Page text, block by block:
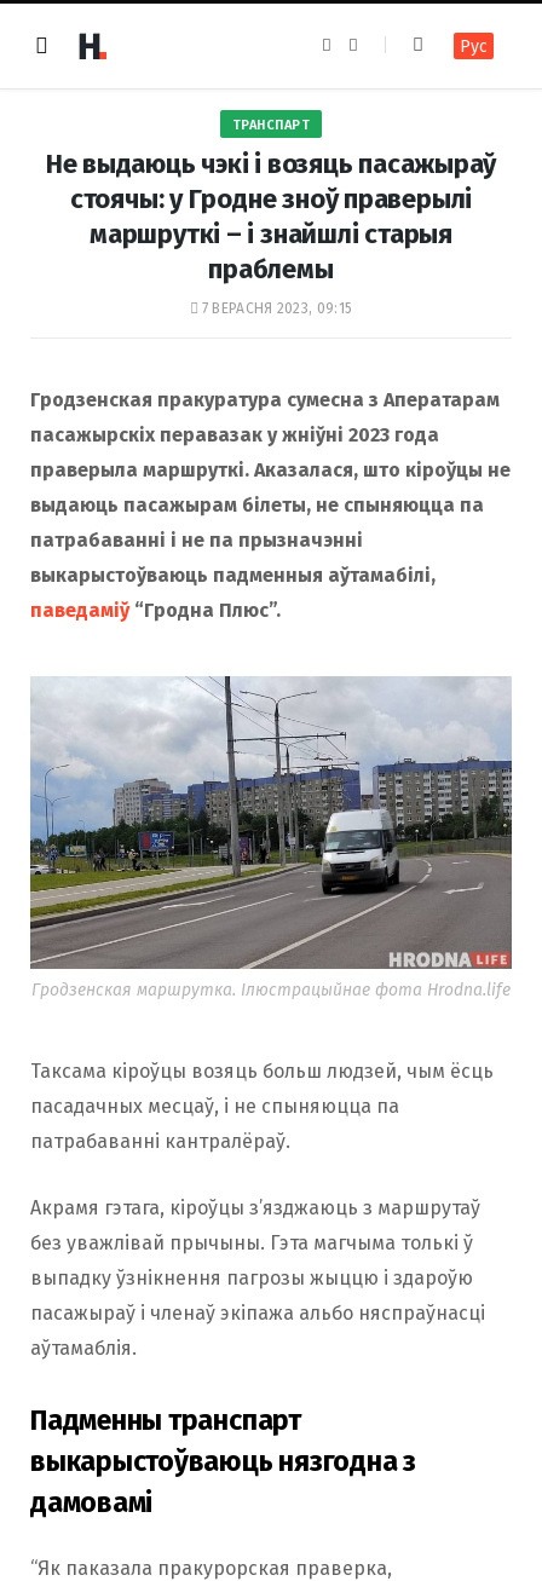
e
k
t
a
m
Рус
ТРАНСПАРТ
Не выдаюць чэкі і возяць пасажыраў
стоячы: у Гродне зноў праверылі
маршруткі – і знайшлі старыя
праблемы
7 ВЕРАСНЯ 2023, 09:15
Гродзенская пракуратура сумесна з Аператарам
пасажырскіх перавазак у жніўні 2023 года
праверыла маршруткі. Аказалася, што кіроўцы не
выдаюць пасажырам білеты, не спыняюцца па
патрабаванні і не па прызначэнні
выкарыстоўваюць падменныя аўтамабілі,
паведаміў“Гродна Плюс”.
Гродзенская маршрутка. Ілюстрацыйнае фота Hrodna.life
Таксама кіроўцы возяць больш людзей, чым ёсць
пасадачных месцаў, і не спыняюцца па
патрабаванні кантралёраў.
Акрамя гэтага, кіроўцы з’язджаюць з маршрутаў
без уважлівай прычыны. Гэта магчыма толькі ў
выпадку ўзнікнення пагрозы жыццю і здароўю
пасажыраў і членаў экіпажа альбо няспраўнасці
аўтамаблія.
Падменны транспарт
выкарыстоўваюць нязгодна з
дамовамі
“Як паказала пракурорская праверка,